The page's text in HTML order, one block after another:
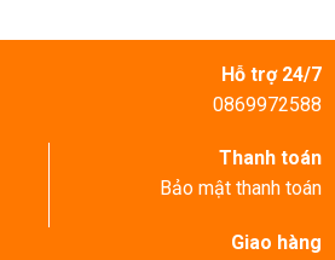
Hỗ trợ 24/7
0869972588
Thanh toán
Bảo mật thanh toán
Giao hàng